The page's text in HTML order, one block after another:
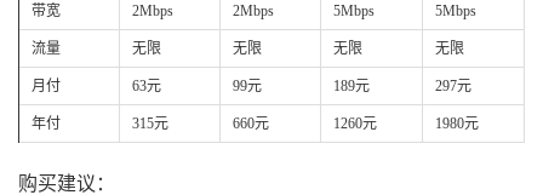
带宽 2Mbps 2Mbps 5Mbps 5Mbps
流量 无限 无限 无限 无限
月付 63元 99元 189元 297元
年付 315元 660元 1260元 1980元
购买建议：